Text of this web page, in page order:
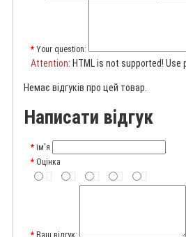
Your question:
Attention: HTML is not supported! Use
Немає відгуків про цей товар.
Написати відгук
ім'я
Оцінка
Ваш відгук: